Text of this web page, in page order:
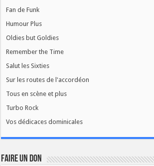
Fan de Funk
Humour Plus
Oldies but Goldies
Remember the Time
Salut les Sixties
Sur les routes de l'accordéon
Tous en scène et plus
Turbo Rock
Vos dédicaces dominicales
FAIRE UN DON